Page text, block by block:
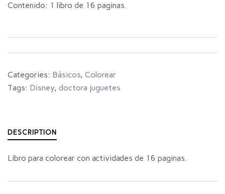
Contenido: 1 libro de 16 paginas.
Categories: Básicos, Colorear
Tags: Disney, doctora juguetes
DESCRIPTION
Libro para colorear con actividades de 16 paginas.